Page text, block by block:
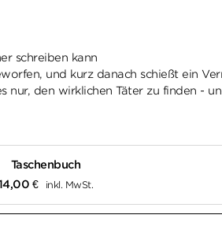
schreiben kann
und kurz danach schießt ein
den wirklichen Täter zu finden -
Taschenbuch
€ inkl. MwSt.